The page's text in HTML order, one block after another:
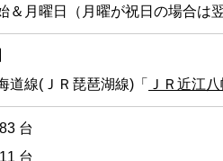
＆月曜日（月曜が祝日の場合は
道線(ＪＲ琵琶湖線)「
ＪＲ近江
台
台